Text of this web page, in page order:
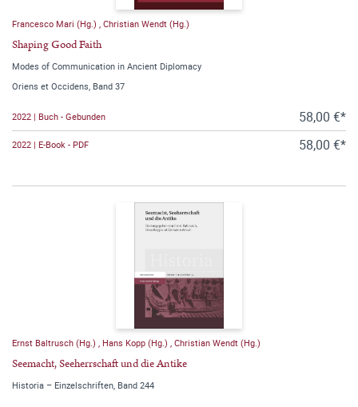
Francesco Mari (Hg.) Christian Wendt (Hg.)
Shaping Good Faith
Modes of Communication in Ancient Diplomacy
Oriens et Occidens, Band 37
2022 | Buch - Gebunden 58,00 €*
2022 | E-Book - PDF 58,00 €*
Ernst Baltrusch (Hg.) Hans Kopp (Hg.) Christian Wendt (Hg.)
Seemacht, Seeherrschaft und die Antike
Historia – Einzelschriften, Band 244